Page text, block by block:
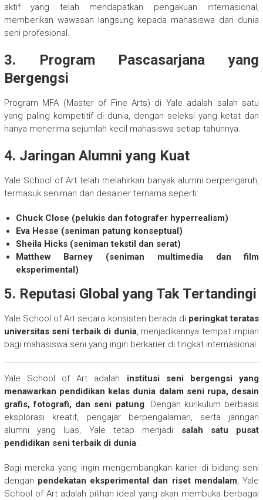
aktif yang telah mendapatkan pengakuan internasional,
memberikan wawasan langsung kepada mahasiswa dari dunia
seni profesional.
3. Program Pascasarjana yang
Bergengsi
Program MFA (Master of Fine Arts) di Yale adalah salah satu
yang paling kompetitif di dunia, dengan seleksi yang ketat dan
hanya menerima sejumlah kecil mahasiswa setiap tahunnya.
4. Jaringan Alumni yang Kuat
Yale School of Art telah melahirkan banyak alumni berpengaruh,
termasuk seniman dan desainer ternama seperti:
Chuck Close (pelukis dan fotografer hyperrealism)
Eva Hesse (seniman patung konseptual)
Sheila Hicks (seniman tekstil dan serat)
Matthew Barney (seniman multimedia dan film
eksperimental)
5. Reputasi Global yang Tak Tertandingi
Yale School of Art secara konsisten berada di peringkat teratas
universitas seni terbaik di dunia, menjadikannya tempat impian
bagi mahasiswa seni yang ingin berkarier di tingkat internasional.
Yale School of Art adalah institusi seni bergengsi yang
menawarkan pendidikan kelas dunia dalam seni rupa, desain
grafis, fotografi, dan seni patung. Dengan kurikulum berbasis
eksplorasi kreatif, pengajar berpengalaman, serta jaringan
alumni yang luas, Yale tetap menjadi salah satu pusat
pendidikan seni terbaik di dunia.
Bagi mereka yang ingin mengembangkan karier di bidang seni
dengan pendekatan eksperimental dan riset mendalam, Yale
School of Art adalah pilihan ideal yang akan membuka berbagai